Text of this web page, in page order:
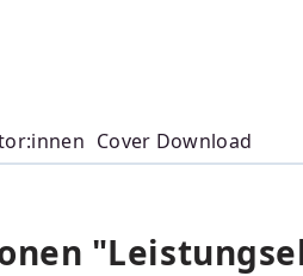
Cover Download